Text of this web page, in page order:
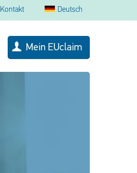
Kontakt Deutsch
Mein EUclaim